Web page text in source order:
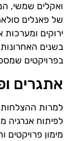
ואקלים שמשי,
של פאנלים
ירוקים ומערכות
בשנים
בפרויקטים
אתגרים
למרות ההצלחות
לפיתוח אנרגיה
מימון